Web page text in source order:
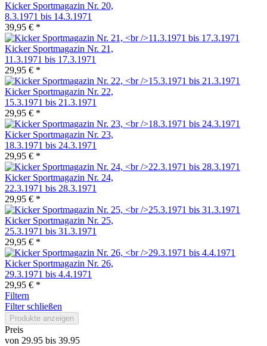
Kicker Sportmagazin Nr. 20,
8.3.1971 bis 14.3.1971
39,95 € *
Kicker Sportmagazin Nr. 21,
11.3.1971 bis 17.3.1971
29,95 € *
Kicker Sportmagazin Nr. 22,
15.3.1971 bis 21.3.1971
29,95 € *
Kicker Sportmagazin Nr. 23,
18.3.1971 bis 24.3.1971
29,95 € *
Kicker Sportmagazin Nr. 24,
22.3.1971 bis 28.3.1971
29,95 € *
Kicker Sportmagazin Nr. 25,
25.3.1971 bis 31.3.1971
29,95 € *
Kicker Sportmagazin Nr. 26,
29.3.1971 bis 4.4.1971
29,95 € *
Filtern
Filter schließen
Produkte anzeigen
Preis
von 29.95 bis 39.95